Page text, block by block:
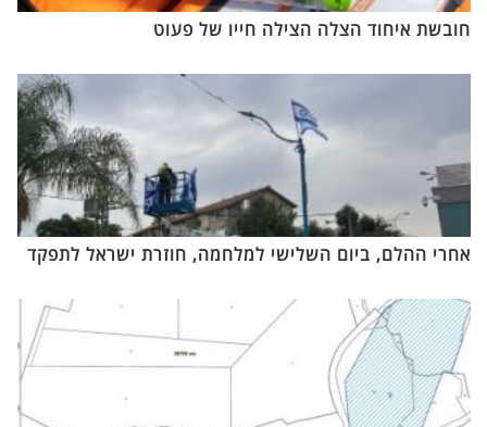
חובשת איחוד הצלה הצילה חייו של פעוט
אחרי ההלם, ביום השלישי למלחמה, חוזרת ישראל לתפקד